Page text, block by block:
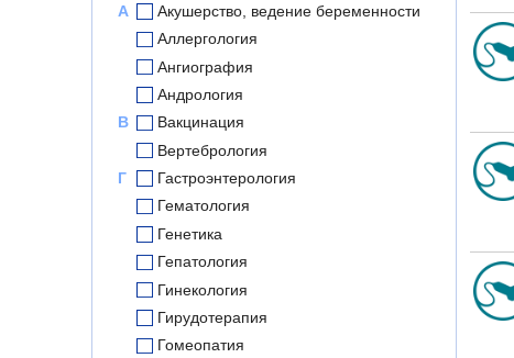
А
Акушерство, ведение беременности
Аллергология
Ангиография
Андрология
В
Вакцинация
Вертебрология
Г
Гастроэнтерология
Гематология
Генетика
Гепатология
Гинекология
Гирудотерапия
Гомеопатия